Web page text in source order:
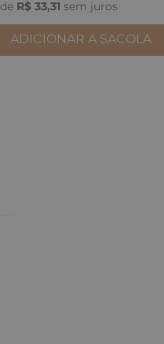
de R$ 33,31 sem juros
ADICIONAR A SACOLA